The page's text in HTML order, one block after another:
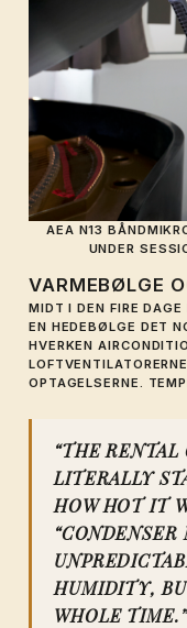
AEA N13
UNDER
VARMEBØLGE
MIDT I DEN FIRE
EN HEDEBØLGE DET
HVERKEN
OPTAGELSERNE.
“THE RENTAL
LITERALLY
HOW HOT IT
HUMIDITY,
WHOLE TIME.”